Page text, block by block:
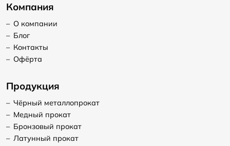
Компания
– О компании
– Блог
– Контакты
– Офёрта
Продукция
– Чёрный металлопрокат
– Медный прокат
– Бронзовый прокат
– Латунный прокат